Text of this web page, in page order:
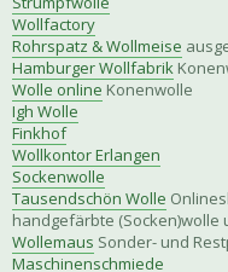
Wollfactory
Rohrspatz & Wollmeise
Hamburger Wollfabrik
Wolle online Konenwolle
Igh Wolle
Finkhof
Wollkontor Erlangen
Sockenwolle
Tausendschön Wolle
handgefärbte (Socken)wolle
Wollemaus Sonder- und
Maschinenschmiede